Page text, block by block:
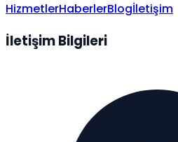
HizmetlerHaberlerBlogİletişim
İletişim Bilgileri